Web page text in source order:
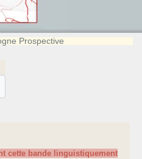
Prospective
cette bande linguistiquement